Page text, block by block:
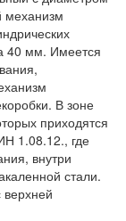
механизм
40 мм. Имеется
В зоне
приходятся
1.08.12., где
внутри
стали.